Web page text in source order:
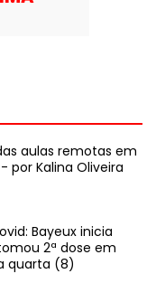
aulas remotas em
por Kalina Oliveira
Bayeux inicia
2ª dose em
quarta (8)